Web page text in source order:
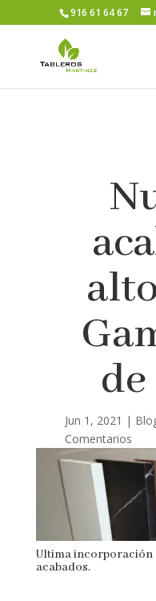
916 61 64 67
Jun 1, 2021
Comentarios
Ultima incorporación
acabados.